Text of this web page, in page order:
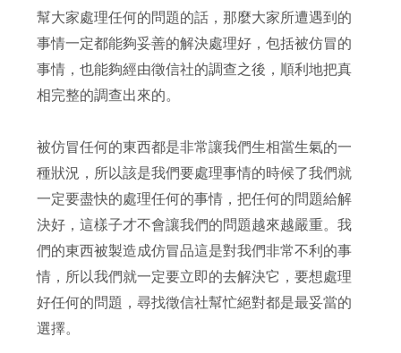
幫大家處理任何的問題的話，那麼大家所遭遇到的
事情一定都能夠妥善的解決處理好，包括被仿冒的
事情，也能夠經由徵信社的調查之後，順利地把真
相完整的調查出來的。
被仿冒任何的東西都是非常讓我們生相當生氣的一
種狀況，所以該是我們要處理事情的時候了我們就
一定要盡快的處理任何的事情，把任何的問題給解
決好，這樣子才不會讓我們的問題越來越嚴重。我
們的東西被製造成仿冒品這是對我們非常不利的事
情，所以我們就一定要立即的去解決它，要想處理
好任何的問題，尋找徵信社幫忙絕對都是最妥當的
選擇。